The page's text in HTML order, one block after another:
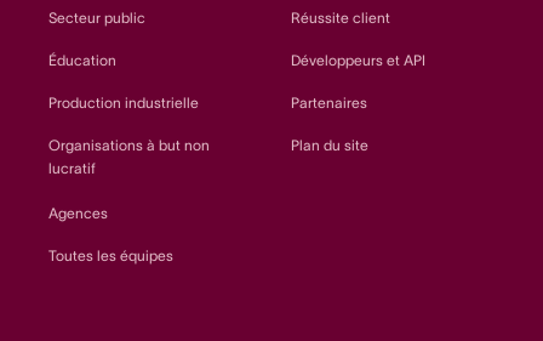
Secteur public
Éducation
Production industrielle
Organisations à but non
lucratif
Agences
Toutes les équipes
Réussite client
Développeurs et API
Partenaires
Plan du site